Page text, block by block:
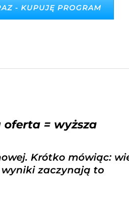
- KUPUJĘ PROGRAM
= wyższa
Krótko mówiąc:
zaczynają to